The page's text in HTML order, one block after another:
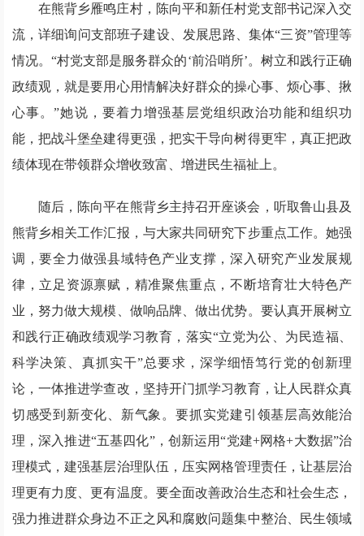
在熊背乡雁鸣庄村，陈向平和新任村党支部书记深入交
流，详细询问支部班子建设、发展思路、集体“三资”管理等
情况。“村党支部是服务群众的‘前沿哨所’。树立和践行正确
政绩观，就是要用心用情解决好群众的操心事、烦心事、揪
心事。”她说，要着力增强基层党组织政治功能和组织功
能，把战斗堡垒建得更强，把实干导向树得更牢，真正把政
绩体现在带领群众增收致富、增进民生福祉上。
随后，陈向平在熊背乡主持召开座谈会，听取鲁山县及
熊背乡相关工作汇报，与大家共同研究下步重点工作。她强
调，要全力做强县域特色产业支撑，深入研究产业发展规
律，立足资源禀赋，精准聚焦重点，不断培育壮大特色产
业，努力做大规模、做响品牌、做出优势。要认真开展树立
和践行正确政绩观学习教育，落实“立党为公、为民造福、
科学决策、真抓实干”总要求，深学细悟笃行党的创新理
论，一体推进学查改，坚持开门抓学习教育，让人民群众真
切感受到新变化、新气象。要抓实党建引领基层高效能治
理，深入推进“五基四化”，创新运用“党建+网格+大数据”治
理模式，建强基层治理队伍，压实网格管理责任，让基层治
理更有力度、更有温度。要全面改善政治生态和社会生态，
强力推进群众身边不正之风和腐败问题集中整治、民生领域